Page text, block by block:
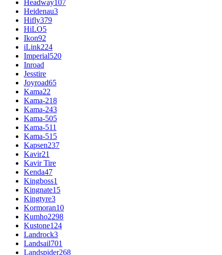
Headway107
Heidenau3
Hifly379
HiLO5
Ikon92
iLink224
Imperial520
Inroad
Jesstire
Joyroad65
Kama22
Kama-218
Kama-243
Kama-505
Kama-511
Kama-515
Kapsen237
Kavir21
Kavir Tire
Kenda47
Kingboss1
Kingnate15
Kingtyre3
Kormoran10
Kumho2298
Kustone124
Landrock3
Landsail701
Landspider268